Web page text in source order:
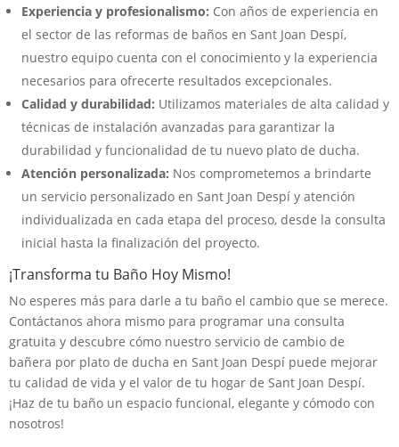
Experiencia y profesionalismo: Con años de experiencia en
el sector de las reformas de baños en Sant Joan Despí,
nuestro equipo cuenta con el conocimiento y la experiencia
necesarios para ofrecerte resultados excepcionales.
Calidad y durabilidad: Utilizamos materiales de alta calidad y
técnicas de instalación avanzadas para garantizar la
durabilidad y funcionalidad de tu nuevo plato de ducha.
Atención personalizada: Nos comprometemos a brindarte
un servicio personalizado en Sant Joan Despí y atención
individualizada en cada etapa del proceso, desde la consulta
inicial hasta la finalización del proyecto.
¡Transforma tu Baño Hoy Mismo!
No esperes más para darle a tu baño el cambio que se merece.
Contáctanos ahora mismo para programar una consulta
gratuita y descubre cómo nuestro servicio de cambio de
bañera por plato de ducha en Sant Joan Despí puede mejorar
tu calidad de vida y el valor de tu hogar de Sant Joan Despí.
¡Haz de tu baño un espacio funcional, elegante y cómodo con
nosotros!